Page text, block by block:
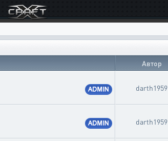
Автор
darth1959
darth1959